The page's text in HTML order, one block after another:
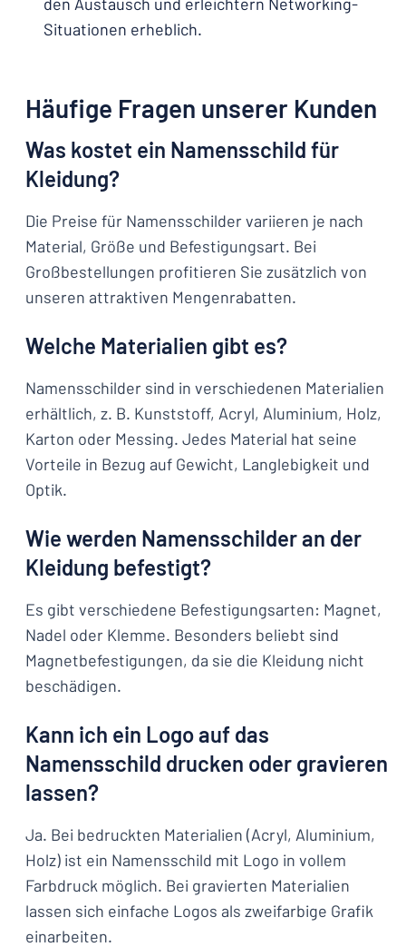
Situationen erheblich.
Häufige Fragen unserer Kunden
Was kostet ein Namensschild für
Kleidung?
Die Preise für Namensschilder variieren je nach
Material, Größe und Befestigungsart. Bei
Großbestellungen profitieren Sie zusätzlich von
unseren attraktiven Mengenrabatten.
Welche Materialien gibt es?
Namensschilder sind in verschiedenen Materialien
erhältlich, z. B. Kunststoff, Acryl, Aluminium, Holz,
Karton oder Messing. Jedes Material hat seine
Vorteile in Bezug auf Gewicht, Langlebigkeit und
Optik.
Wie werden Namensschilder an der
Kleidung befestigt?
Es gibt verschiedene Befestigungsarten: Magnet,
Nadel oder Klemme. Besonders beliebt sind
Magnetbefestigungen, da sie die Kleidung nicht
beschädigen.
Kann ich ein Logo auf das
Namensschild drucken oder gravieren
lassen?
Ja. Bei bedruckten Materialien (Acryl, Aluminium,
Holz) ist ein Namensschild mit Logo in vollem
Farbdruck möglich. Bei gravierten Materialien
lassen sich einfache Logos als zweifarbige Grafik
einarbeiten.